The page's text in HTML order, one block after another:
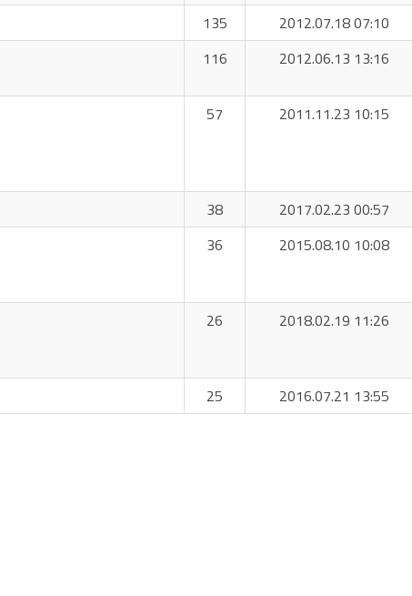
135 2012.07.18 07:10
116 2012.06.13 13:16
57 2011.11.23 10:15
38 2017.02.23 00:57
36 2015.08.10 10:08
26 2018.02.19 11:26
25 2016.07.21 13:55